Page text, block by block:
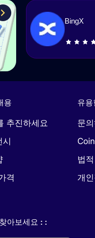
BingX
용
추진하세요
시
격
유
문
법
개
아보세요 : :